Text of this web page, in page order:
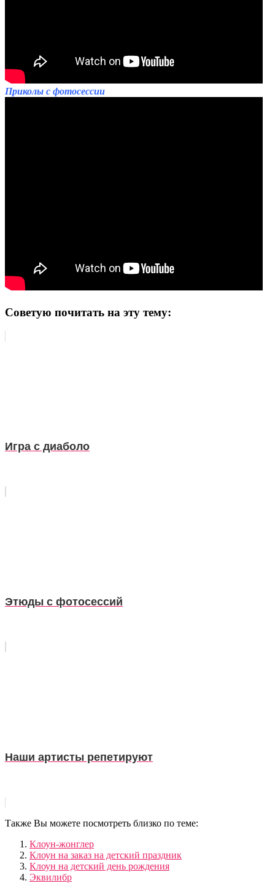
Приколы с фотосессии
Советую почитать на эту тему:
Игра с диаболо
Этюды с фотосессий
Наши артисты репетируют
Также Вы можете посмотреть близко по теме:
Клоун-жонглер
Клоун на заказ на детский праздник
Клоун на детский день рождения
Эквилибр